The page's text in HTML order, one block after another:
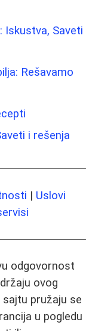
Iskustva, Saveti
Rešavamo
i rešenja
| Uslovi
odgovornost
ovog
pružaju se
u pogledu